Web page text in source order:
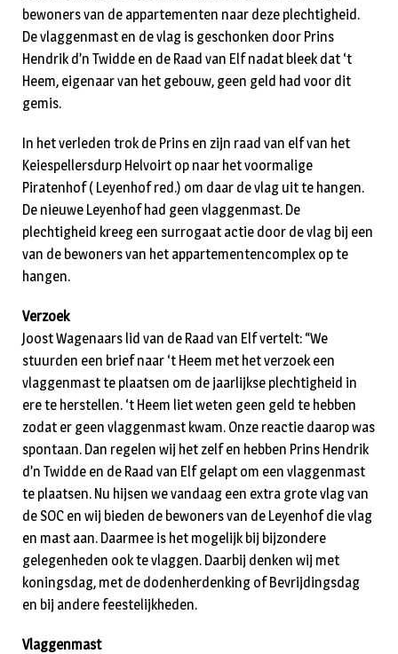
bewoners van de appartementen naar deze plechtigheid.
De vlaggenmast en de vlag is geschonken door Prins
Hendrik d’n Twidde en de Raad van Elf nadat bleek dat ‘t
Heem, eigenaar van het gebouw, geen geld had voor dit
gemis.
In het verleden trok de Prins en zijn raad van elf van het
Keiespellersdurp Helvoirt op naar het voormalige
Piratenhof ( Leyenhof red.) om daar de vlag uit te hangen.
De nieuwe Leyenhof had geen vlaggenmast. De
plechtigheid kreeg een surrogaat actie door de vlag bij een
van de bewoners van het appartementencomplex op te
hangen.
Verzoek
Joost Wagenaars lid van de Raad van Elf vertelt: “We
stuurden een brief naar ‘t Heem met het verzoek een
vlaggenmast te plaatsen om de jaarlijkse plechtigheid in
ere te herstellen. ‘t Heem liet weten geen geld te hebben
zodat er geen vlaggenmast kwam. Onze reactie daarop was
spontaan. Dan regelen wij het zelf en hebben Prins Hendrik
d’n Twidde en de Raad van Elf gelapt om een vlaggenmast
te plaatsen. Nu hijsen we vandaag een extra grote vlag van
de SOC en wij bieden de bewoners van de Leyenhof die vlag
en mast aan. Daarmee is het mogelijk bij bijzondere
gelegenheden ook te vlaggen. Daarbij denken wij met
koningsdag, met de dodenherdenking of Bevrijdingsdag
en bij andere feestelijkheden.
Vlaggenmast